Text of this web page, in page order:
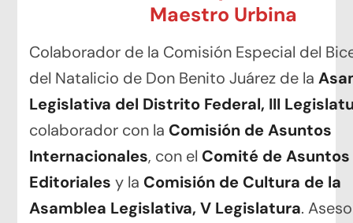
Maestro Urbina
Colaborador de la Comisión Especial del
del Natalicio de Don Benito Juárez de la
Legislativa del Distrito Federal, III
colaborador con la Comisión de Asuntos
Internacionales, con el Comité de Asuntos
Editoriales y la Comisión de Cultura de la
Asamblea Legislativa, V Legislatura.